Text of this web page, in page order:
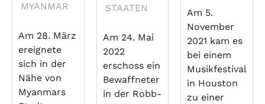
MYANMAR
Am 28. März
ereignete
sich in der
Nähe von
Myanmars
STAATEN
Am 24. Mai
2022
erschoss ein
Bewaffneter
in der Robb-
Am 5.
November
2021 kam es
bei einem
Musikfestival
in Houston
zu einer